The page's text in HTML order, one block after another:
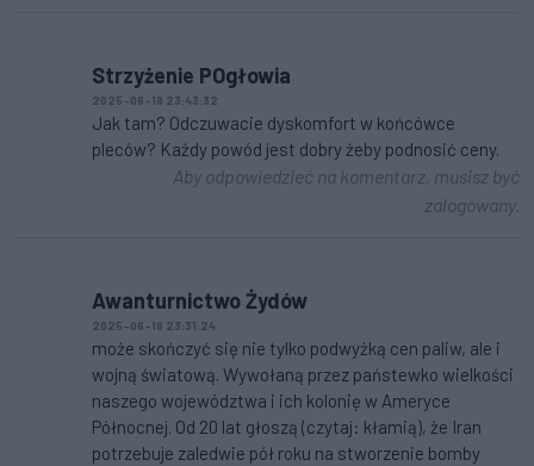
Strzyżenie POgłowia
2025-06-18 23:43:32
Jak tam? Odczuwacie dyskomfort w końcówce
pleców? Każdy powód jest dobry żeby podnosić ceny.
Aby odpowiedzieć na komentarz, musisz być
zalogowany.
Awanturnictwo Żydów
2025-06-18 23:31:24
może skończyć się nie tylko podwyżką cen paliw, ale i
wojną światową. Wywołaną przez państewko wielkości
naszego województwa i ich kolonię w Ameryce
Północnej. Od 20 lat głoszą (czytaj: kłamią), że Iran
potrzebuje zaledwie pół roku na stworzenie bomby